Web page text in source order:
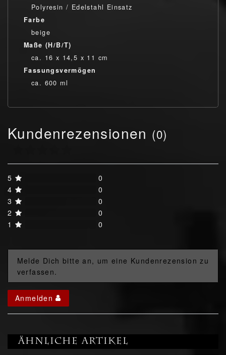
Polyresin / Edelstahl Einsatz
Farbe
beige
Maße (H/B/T)
ca. 16 x 14,5 x 11 cm
Fassungsvermögen
ca. 600 ml
Kundenrezensionen (0)
5
0
4
0
3
0
2
0
1
0
Melde Dich bitte an, um eine Kundenrezension zu
verfassen.
Anmelden
Ähnliche Artikel